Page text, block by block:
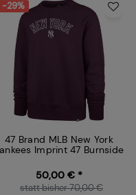
-29%
47 Brand MLB New York
Imprint 47 Burnside
50,00 € *
statt bisher 70,00 €